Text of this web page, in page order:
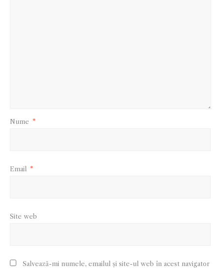
Nume *
Email *
Site web
Salvează-mi numele, emailul și site-ul web în acest navigator